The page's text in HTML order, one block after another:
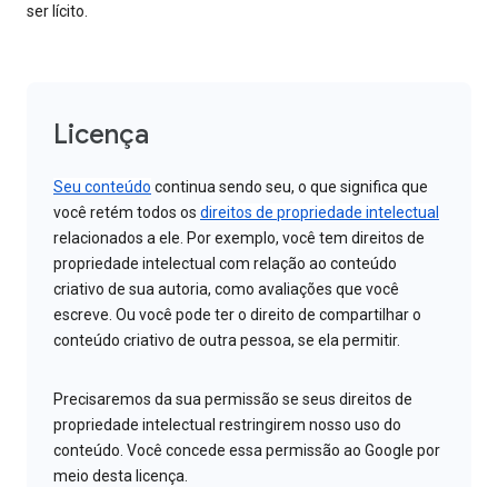
ser lícito.
Licença
Seu conteúdo continua sendo seu, o que significa que
você retém todos os direitos de propriedade intelectual
relacionados a ele. Por exemplo, você tem direitos de
propriedade intelectual com relação ao conteúdo
criativo de sua autoria, como avaliações que você
escreve. Ou você pode ter o direito de compartilhar o
conteúdo criativo de outra pessoa, se ela permitir.
Precisaremos da sua permissão se seus direitos de
propriedade intelectual restringirem nosso uso do
conteúdo. Você concede essa permissão ao Google por
meio desta licença.